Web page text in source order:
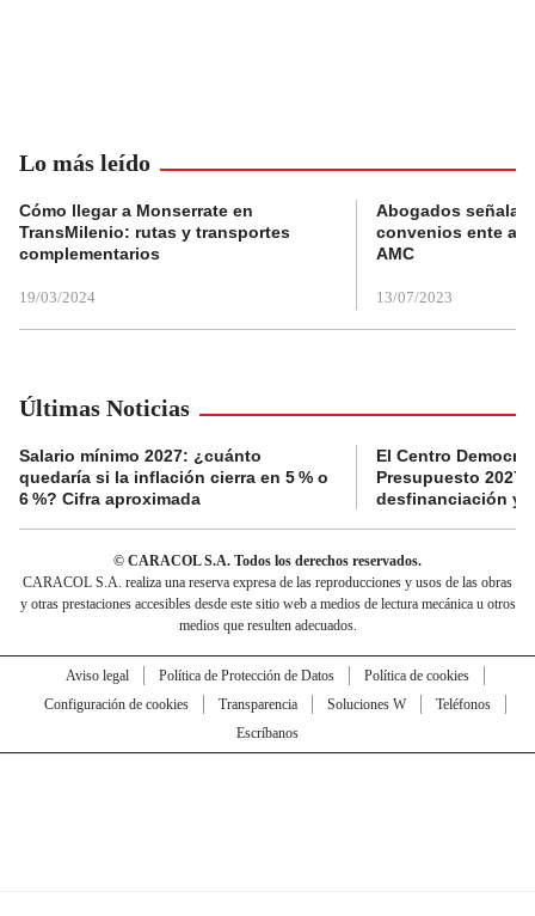
Lo más leído
Cómo llegar a Monserrate en
TransMilenio: rutas y transportes
complementarios
19/03/2024
Abogados
convenios ente
AMC
13/07/2023
Últimas Noticias
Salario mínimo 2027: ¿cuánto
quedaría si la inflación cierra en 5 % o
6 %? Cifra aproximada
El Centro
Presupuesto 2027
desfinanciación y
© CARACOL S.A. Todos los derechos reservados.
CARACOL S.A. realiza una reserva expresa de las reproducciones y usos de las obras
y otras prestaciones accesibles desde este sitio web a medios de lectura mecánica u otros
medios que resulten adecuados.
Aviso legal Política de Protección de Datos
Política de cookies
Configuración de cookies
Transparencia Soluciones W
Teléfonos
Escríbanos